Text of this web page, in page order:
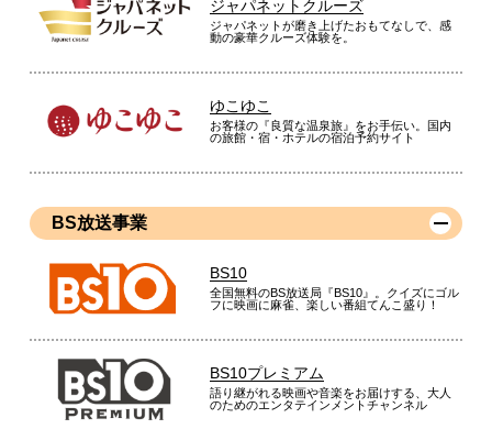
ジャパネットクルーズ
ジャパネットが磨き上げたおもてなしで、感
動の豪華クルーズ体験を。
ゆこゆこ
お客様の『良質な温泉旅』をお手伝い。国内
の旅館・宿・ホテルの宿泊予約サイト
BS放送事業
BS10
全国無料のBS放送局『BS10』。クイズにゴル
フに映画に麻雀、楽しい番組てんこ盛り！
BS10プレミアム
語り継がれる映画や音楽をお届けする、大人
のためのエンタテインメントチャンネル